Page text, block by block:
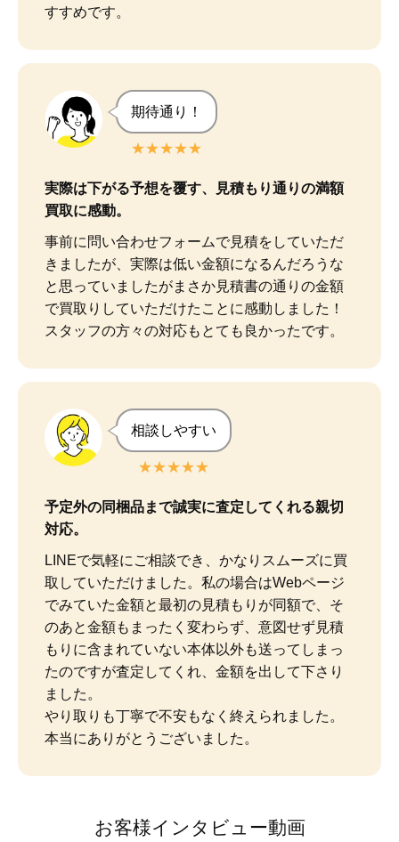
すすめです。
期待通り！
★★★★★
実際は下がる予想を覆す、見積もり通りの満額
買取に感動。
事前に問い合わせフォームで見積をしていただ
きましたが、実際は低い金額になるんだろうな
と思っていましたがまさか見積書の通りの金額
で買取りしていただけたことに感動しました！
スタッフの方々の対応もとても良かったです。
相談しやすい
★★★★★
予定外の同梱品まで誠実に査定してくれる親切
対応。
LINEで気軽にご相談でき、かなりスムーズに買
取していただけました。私の場合はWebページ
でみていた金額と最初の見積もりが同額で、そ
のあと金額もまったく変わらず、意図せず見積
もりに含まれていない本体以外も送ってしまっ
たのですが査定してくれ、金額を出して下さり
ました。
やり取りも丁寧で不安もなく終えられました。
本当にありがとうございました。
お客様インタビュー動画